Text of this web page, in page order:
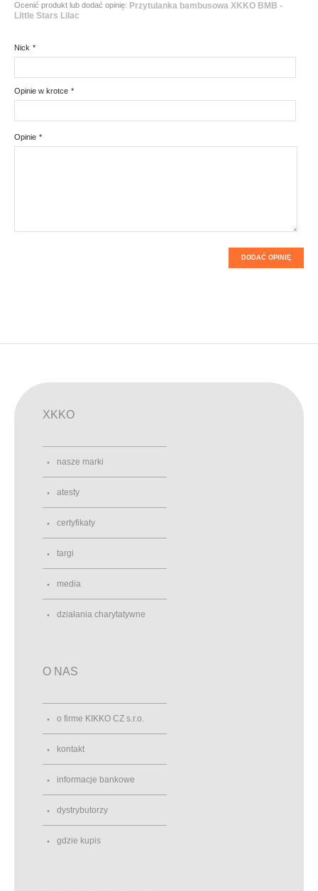
Ocenić produkt lub dodać opinię: Przytulanka bambusowa XKKO BMB -
Little Stars Lilac
*
Nick
*
Opinie w krotce
*
Opinie
DODAĆ OPINIĘ
XKKO
nasze marki
atesty
certyfikaty
targi
media
działania charytatywne
O NAS
o firme KIKKO CZ s.r.o.
kontakt
informacje bankowe
dystrybutorzy
gdzie kupis